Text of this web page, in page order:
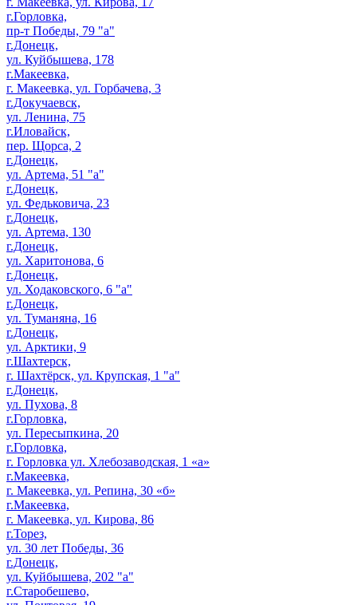
г.Горловка,
пр-т Победы, 79 "а"
г.Донецк,
ул. Куйбышева, 178
г.Макеевка,
г. Макеевка, ул. Горбачева, 3
г.Докучаевск,
ул. Ленина, 75
г.Иловайск,
пер. Щорса, 2
г.Донецк,
ул. Артема, 51 "а"
г.Донецк,
ул. Федьковича, 23
г.Донецк,
ул. Артема, 130
г.Донецк,
ул. Харитонова, 6
г.Донецк,
ул. Ходаковского, 6 "а"
г.Донецк,
ул. Туманяна, 16
г.Донецк,
ул. Арктики, 9
г.Шахтерск,
г. Шахтёрск, ул. Крупская, 1 "а"
г.Донецк,
ул. Пухова, 8
г.Горловка,
ул. Пересыпкина, 20
г.Горловка,
г. Горловка ул. Хлебозаводская, 1 «а»
г.Макеевка,
г. Макеевка, ул. Репина, 30 «б»
г.Макеевка,
г. Макеевка, ул. Кирова, 86
г.Торез,
ул. 30 лет Победы, 36
г.Донецк,
ул. Куйбышева, 202 "а"
г.Старобешево,